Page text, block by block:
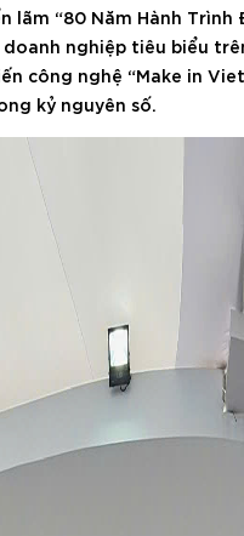
“80 Năm Hành Trình
nghiệp tiêu biểu
công nghệ “Make in
kỷ nguyên số.